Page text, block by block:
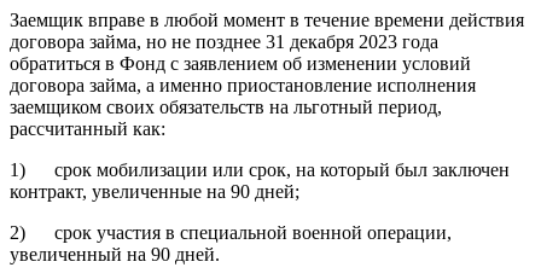
Заемщик вправе в любой момент в течение времени действия
договора займа, но не позднее 31 декабря 2023 года
обратиться в Фонд с заявлением об изменении условий
договора займа, а именно приостановление исполнения
заемщиком своих обязательств на льготный период,
рассчитанный как:
1) срок мобилизации или срок, на который был заключен
контракт, увеличенные на 90 дней;
2) срок участия в специальной военной операции,
увеличенный на 90 дней.